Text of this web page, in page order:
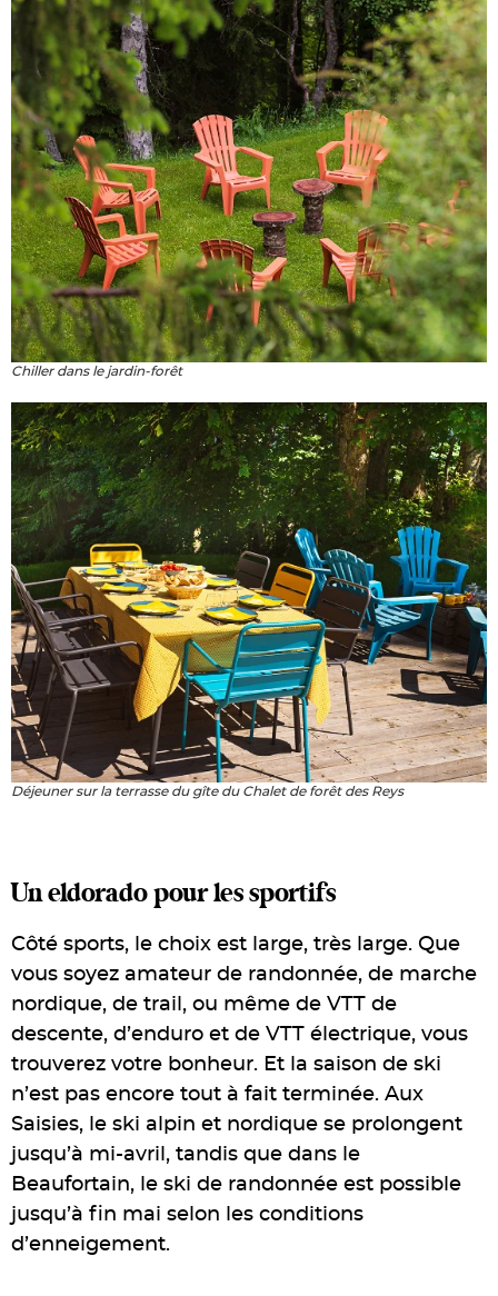
Chiller dans le jardin-forêt
Déjeuner sur la terrasse du gîte du Chalet de forêt des Reys
Un eldorado pour les sportifs
Côté sports, le choix est large, très large. Que
vous soyez amateur de randonnée, de marche
nordique, de trail, ou même de VTT de
descente, d’enduro et de VTT électrique, vous
trouverez votre bonheur. Et la saison de ski
n’est pas encore tout à fait terminée. Aux
Saisies, le ski alpin et nordique se prolongent
jusqu’à mi-avril, tandis que dans le
Beaufortain, le ski de randonnée est possible
jusqu’à fin mai selon les conditions
d’enneigement.